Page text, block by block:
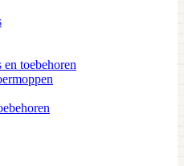
toebehoren